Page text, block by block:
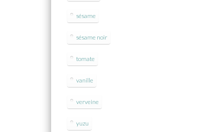
sésame
sésame noir
tomate
vanille
verveine
yuzu